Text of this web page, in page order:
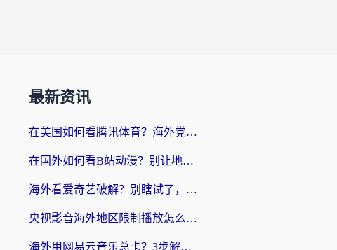
最新资讯
在美国如何看腾讯体育？海外党解锁NBA欧洲杯直播的终极攻略
在国外如何看B站动漫？别让地区限制打断你的追番节奏
海外看爱奇艺破解？别瞎试了，这才是留学生华人追剧看球的正确打开方式
央视影音海外地区限制播放怎么办？海外党亲测有效的回国加速指南
海外用网易云音乐总卡？3步解决版权限制+卡顿，还能听喜马拉雅！